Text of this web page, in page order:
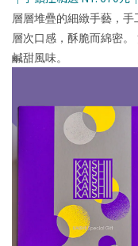
層層堆疊的細緻手藝，
層次口感，酥脆而綿密
鹹甜風味。